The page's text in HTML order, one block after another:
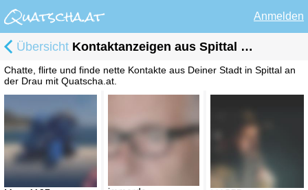
Anmelden
Übersicht Kontaktanzeigen aus Spittal an der Drau
Chatte, flirte und finde nette Kontakte aus Deiner Stadt in Spittal an
der Drau mit Quatscha.at.